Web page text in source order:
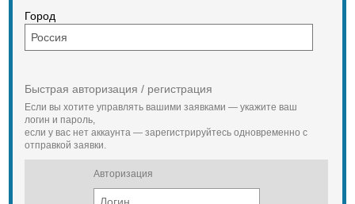
Город
Быстрая авторизация / регистрация
Если вы хотите управлять вашими заявками — укажите ваш
логин и пароль,
если у вас нет аккаунта — зарегистрируйтесь одновременно с
отправкой заявки.
Авторизация